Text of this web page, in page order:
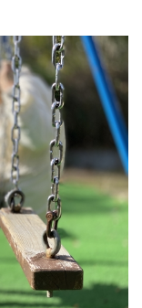
中か 兵庫
け
開始
万盗む